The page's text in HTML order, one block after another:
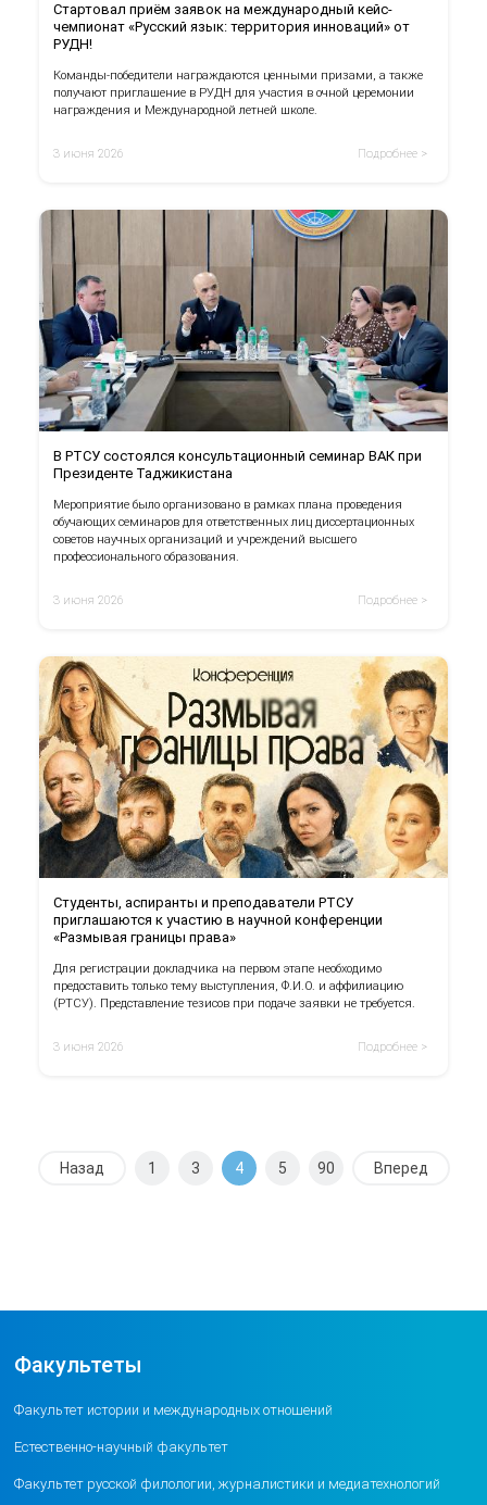
Стартовал приём заявок на международный кейс-
чемпионат «Русский язык: территория инноваций» от
РУДН!
Команды-победители награждаются ценными призами, а также
получают приглашение в РУДН для участия в очной церемонии
награждения и Международной летней школе.
3 июня 2026 Подробнее >
В РТСУ состоялся консультационный семинар ВАК при
Президенте Таджикистана
Мероприятие было организовано в рамках плана проведения
обучающих семинаров для ответственных лиц диссертационных
советов научных организаций и учреждений высшего
профессионального образования.
3 июня 2026 Подробнее >
Студенты, аспиранты и преподаватели РТСУ
приглашаются к участию в научной конференции
«Размывая границы права»
Для регистрации докладчика на первом этапе необходимо
предоставить только тему выступления, Ф.И.О. и аффилиацию
(РТСУ). Представление тезисов при подаче заявки не требуется.
3 июня 2026 Подробнее >
Назад 1 3 4 5 90 Вперед
Факультеты
Факультет истории и международных отношений
Естественно-научный факультет
Факультет русской филологии, журналистики и медиатехнологий